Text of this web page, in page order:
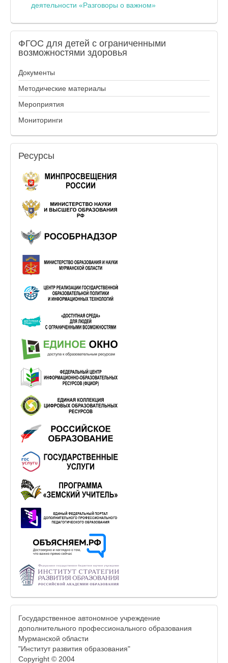
деятельности «Разговоры о важном»
ФГОС для детей с ограниченными
возможностями здоровья
Документы
Методические материалы
Мероприятия
Мониторинги
Ресурсы
Государственное автономное учреждение
дополнительного профессионального образования
Мурманской области
"Институт развития образования"
Copyright © 2004